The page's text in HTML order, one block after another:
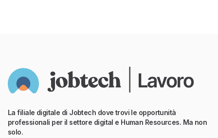
La filiale digitale di Jobtech dove trovi le opportunità
professionali per il settore digital e Human Resources. Ma non
solo.